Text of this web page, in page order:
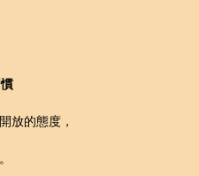
放的態度，